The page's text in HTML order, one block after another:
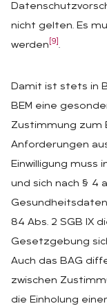
nicht gelten. Es
werden [9] .
Damit ist stets in
BEM eine
Zustimmung zum
Anforderungen
Einwilligung muss
und sich nach § 4
84 Abs. 2 SGB IX
Gesetzgebung
Auch das BAG
zwischen
die Einholung